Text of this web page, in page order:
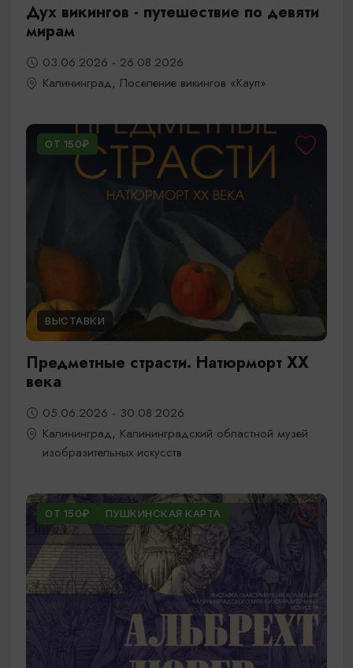
Дух викингов - путешествие по девяти
мирам
03.06.2026 - 26.08.2026
Калининград, Поселение викингов «Кауп»
ОТ 150₽
ВЫСТАВКИ
Предметные страсти. Натюрморт XX
века
05.06.2026 - 30.08.2026
Калининград, Калининградский областной музей
изобразительных искусств
ОТ 150₽ ПУШКИНСКАЯ КАРТА